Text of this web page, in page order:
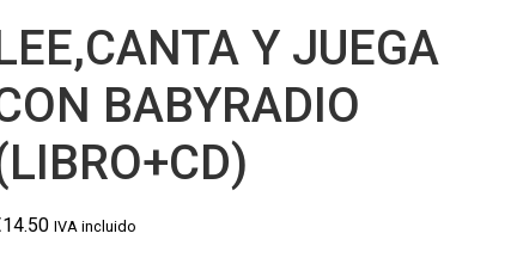
Y JUEGA
BABYRADIO
14.50 IVA incluido